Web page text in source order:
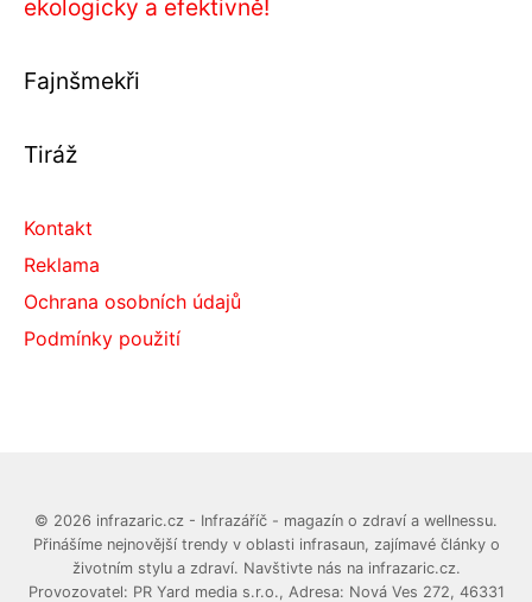
ekologicky a efektivně!
Fajnšmekři
Tiráž
Kontakt
Reklama
Ochrana osobních údajů
Podmínky použití
© 2026 infrazaric.cz - Infrazáříč - magazín o zdraví a wellnessu.
Přinášíme nejnovější trendy v oblasti infrasaun, zajímavé články o
životním stylu a zdraví. Navštivte nás na infrazaric.cz.
Provozovatel: PR Yard media s.r.o., Adresa: Nová Ves 272, 46331